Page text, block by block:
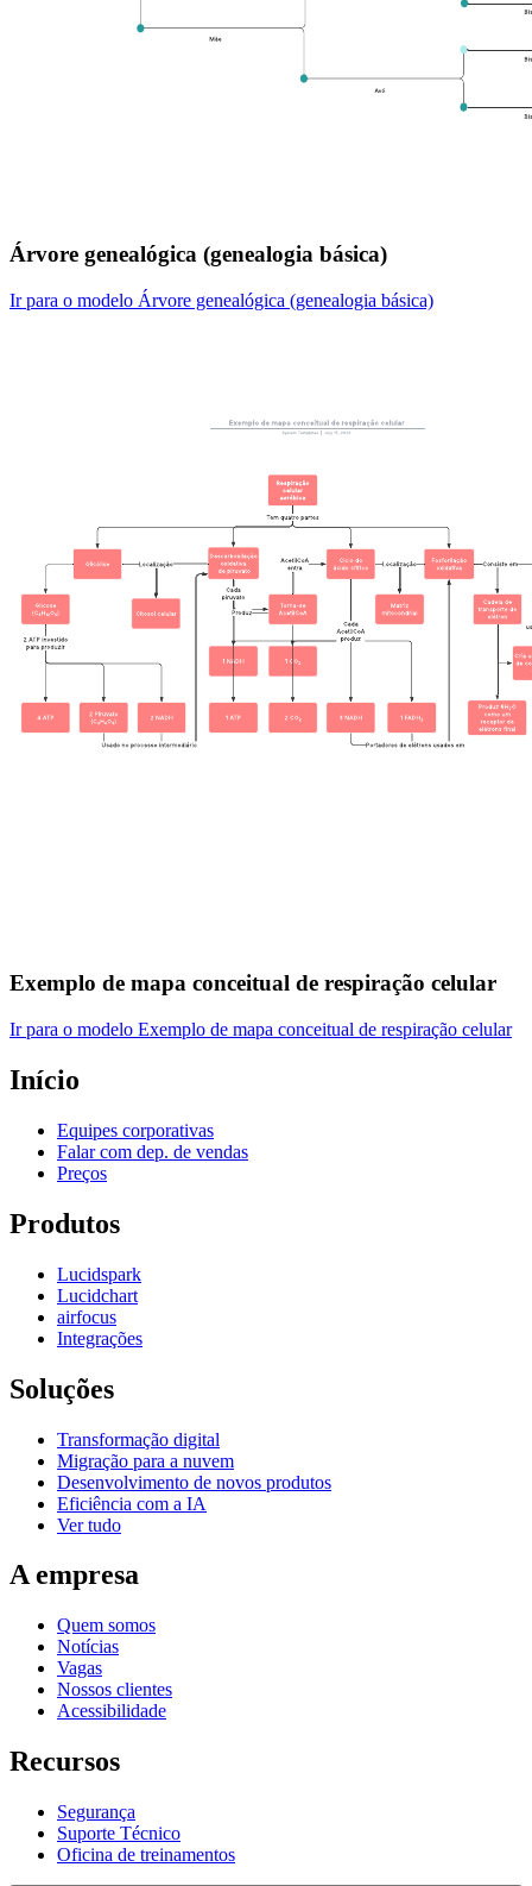
Árvore genealógica (genealogia básica)
Ir para o modelo Árvore genealógica (genealogia básica)
Exemplo de mapa conceitual de respiração celular
Ir para o modelo Exemplo de mapa conceitual de respiração celular
Início
Equipes corporativas
Falar com dep. de vendas
Preços
Produtos
Lucidspark
Lucidchart
airfocus
Integrações
Soluções
Transformação digital
Migração para a nuvem
Desenvolvimento de novos produtos
Eficiência com a IA
Ver tudo
A empresa
Quem somos
Notícias
Vagas
Nossos clientes
Acessibilidade
Recursos
Segurança
Suporte Técnico
Oficina de treinamentos